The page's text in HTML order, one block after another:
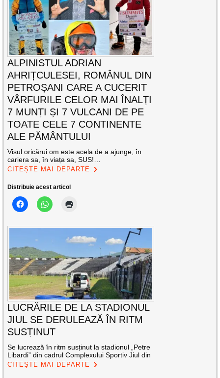
ALPINISTUL ADRIAN
AHRIȚCULESEI, ROMÂNUL DIN
PETROȘANI CARE A CUCERIT
VÂRFURILE CELOR MAI ÎNALȚI
7 MUNȚI ȘI 7 VULCANI DE PE
TOATE CELE 7 CONTINENTE
ALE PĂMÂNTULUI
Visul oricărui om este acela de a ajunge, în
cariera sa, în viața sa, SUS!…
CITEȘTE MAI DEPARTE
Distribuie acest articol
LUCRĂRILE DE LA STADIONUL
JIUL SE DERULEAZĂ ÎN RITM
SUSȚINUT
Se lucrează în ritm susținut la stadionul „Petre
Libardi” din cadrul Complexului Sportiv Jiul din
CITEȘTE MAI DEPARTE